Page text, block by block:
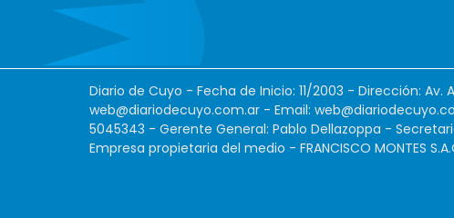
Diario de Cuyo - Fecha de Inicio: 11/2003 - Dirección:
web@diariodecuyo.com.ar - Email:
5045343 - Gerente General: Pablo Dellazoppa -
Empresa propietaria del medio - FRANCISCO MONTES